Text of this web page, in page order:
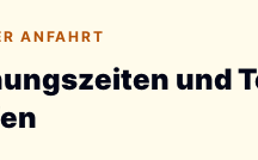
ANFAHRT
und